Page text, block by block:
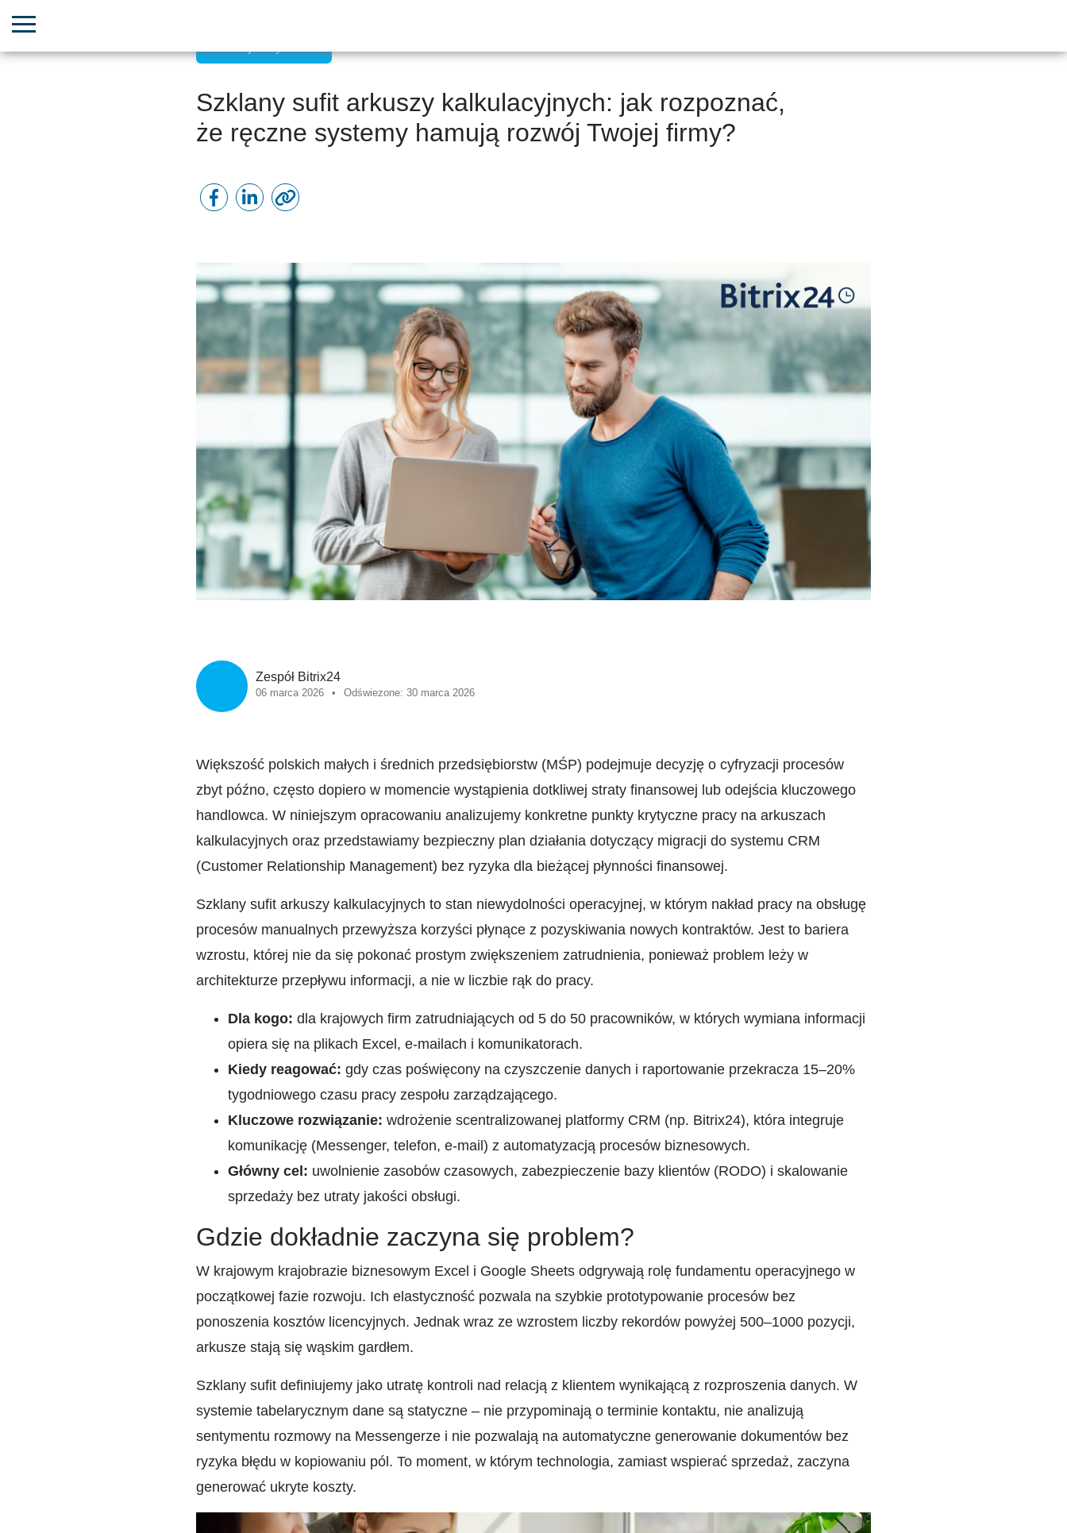
Szklany sufit arkuszy kalkulacyjnych: jak rozpoznać,
że ręczne systemy hamują rozwój Twojej firmy?
Zespół Bitrix24
06 marca 2026 Odświezone: 30 marca 2026
Większość polskich małych i średnich przedsiębiorstw (MŚP) podejmuje decyzję o cyfryzacji procesów
zbyt późno, często dopiero w momencie wystąpienia dotkliwej straty finansowej lub odejścia kluczowego
handlowca. W niniejszym opracowaniu analizujemy konkretne punkty krytyczne pracy na arkuszach
kalkulacyjnych oraz przedstawiamy bezpieczny plan działania dotyczący migracji do systemu CRM
(Customer Relationship Management) bez ryzyka dla bieżącej płynności finansowej.
Szklany sufit arkuszy kalkulacyjnych to stan niewydolności operacyjnej, w którym nakład pracy na obsługę
procesów manualnych przewyższa korzyści płynące z pozyskiwania nowych kontraktów. Jest to bariera
wzrostu, której nie da się pokonać prostym zwiększeniem zatrudnienia, ponieważ problem leży w
architekturze przepływu informacji, a nie w liczbie rąk do pracy.
Dla kogo: dla krajowych firm zatrudniających od 5 do 50 pracowników, w których wymiana informacji
opiera się na plikach Excel, e-mailach i komunikatorach.
Kiedy reagować: gdy czas poświęcony na czyszczenie danych i raportowanie przekracza 15–20%
tygodniowego czasu pracy zespołu zarządzającego.
Kluczowe rozwiązanie: wdrożenie scentralizowanej platformy CRM (np. Bitrix24), która integruje
komunikację (Messenger, telefon, e-mail) z automatyzacją procesów biznesowych.
Główny cel: uwolnienie zasobów czasowych, zabezpieczenie bazy klientów (RODO) i skalowanie
sprzedaży bez utraty jakości obsługi.
Gdzie dokładnie zaczyna się problem?
W krajowym krajobrazie biznesowym Excel i Google Sheets odgrywają rolę fundamentu operacyjnego w
początkowej fazie rozwoju. Ich elastyczność pozwala na szybkie prototypowanie procesów bez
ponoszenia kosztów licencyjnych. Jednak wraz ze wzrostem liczby rekordów powyżej 500–1000 pozycji,
arkusze stają się wąskim gardłem.
Szklany sufit definiujemy jako utratę kontroli nad relacją z klientem wynikającą z rozproszenia danych. W
systemie tabelarycznym dane są statyczne – nie przypominają o terminie kontaktu, nie analizują
sentymentu rozmowy na Messengerze i nie pozwalają na automatyczne generowanie dokumentów bez
ryzyka błędu w kopiowaniu pól. To moment, w którym technologia, zamiast wspierać sprzedaż, zaczyna
generować ukryte koszty.